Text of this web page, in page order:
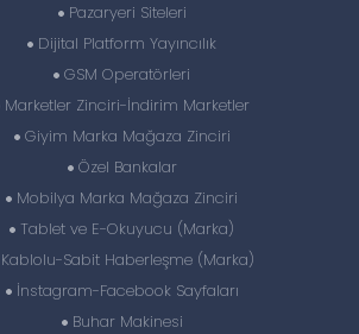
Pazaryeri Siteleri
Dijital Platform Yayıncılık
GSM Operatörleri
Marketler Zinciri-İndirim Marketler
Giyim Marka Mağaza Zinciri
Özel Bankalar
Mobilya Marka Mağaza Zinciri
Tablet ve E-Okuyucu (Marka)
Sabit Haberleşme (Marka)
İnstagram-Facebook Sayfaları
Buhar Makinesi